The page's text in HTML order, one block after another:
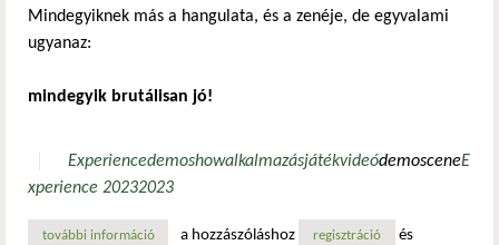
Mindegyiknek más a hangulata, és a zenéje, de egyvalami
ugyanaz:
mindegyik brutálisan jó!
ExperiencedemoshowalkalmazásjátékvideódemosceneE
xperience 20232023
további információexperience 2023 demoshow tartalommal kapcsolatosan
a hozzászóláshoz regisztráció és